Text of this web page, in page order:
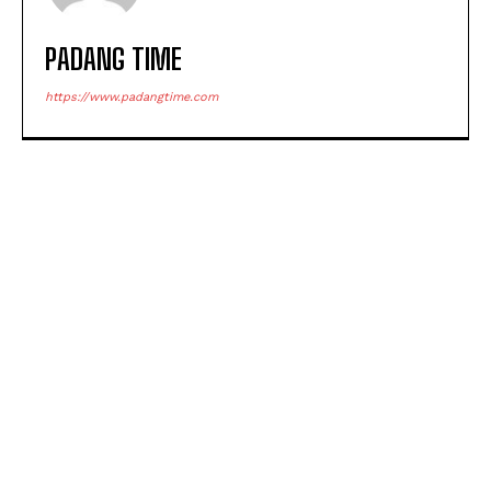
PADANG TIME
https://www.padangtime.com